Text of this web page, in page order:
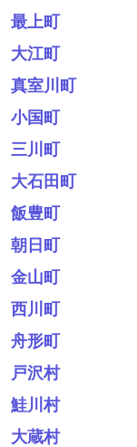
最上町
大江町
真室川町
小国町
三川町
大石田町
飯豊町
朝日町
金山町
西川町
舟形町
戸沢村
鮭川村
大蔵村